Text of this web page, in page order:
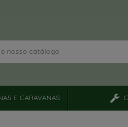
E CARAVANAS